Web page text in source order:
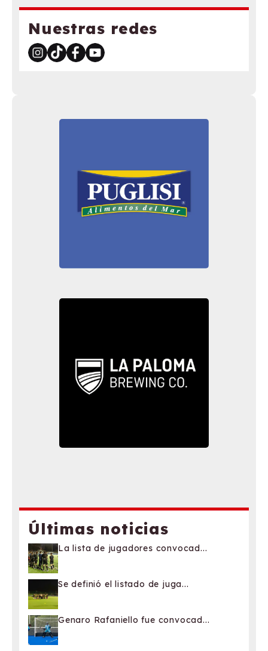
Nuestras redes
Últimas noticias
La lista de jugadores convocad...
Se definió el listado de juga...
Genaro Rafaniello fue convocad...